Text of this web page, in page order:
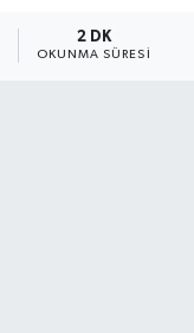
2 DK
OKUNMA SÜRESI